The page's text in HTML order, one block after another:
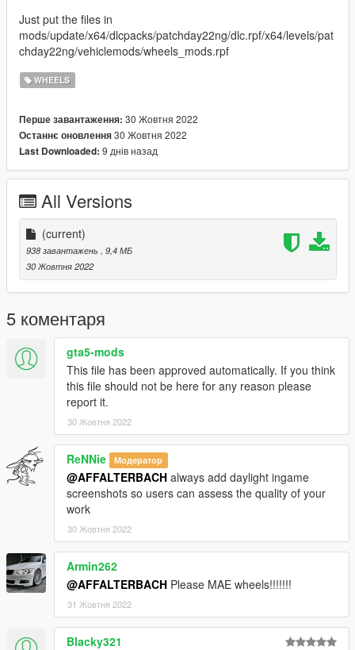
Just put the files in
mods/update/x64/dlcpacks/patchday22ng/dlc.rpf/x64/levels/pat
chday22ng/vehiclemods/wheels_mods.rpf
WHEELS
Перше завантаження: 30 Жовтня 2022
Останнє оновлення30 Жовтня 2022
Last Downloaded: 9 днів назад
All Versions
(current)
938 завантажень
, 9,4 МБ
30 Жовтня 2022
5 коментаря
gta5-mods
This file has been approved automatically. If you think
this file should not be here for any reason please
report it.
30 Жовтня 2022
ReNNie Модератор
@AFFALTERBACH always add daylight ingame
screenshots so users can assess the quality of your
work
30 Жовтня 2022
Armin262
@AFFALTERBACH Please MAE wheels!!!!!!!
31 Жовтня 2022
Blacky321